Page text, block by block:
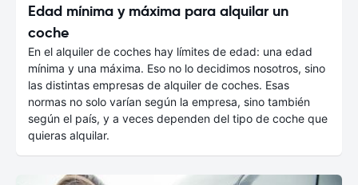
Edad mínima y máxima para alquilar un
coche
En el alquiler de coches hay límites de edad: una edad
mínima y una máxima. Eso no lo decidimos nosotros, sino
las distintas empresas de alquiler de coches. Esas
normas no solo varían según la empresa, sino también
según el país, y a veces dependen del tipo de coche que
quieras alquilar.